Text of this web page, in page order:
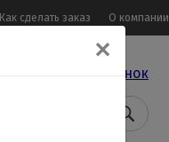
Как сделать заказ О компании
Заказать звонок
✕